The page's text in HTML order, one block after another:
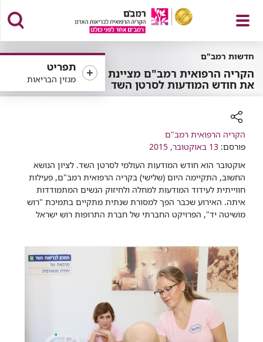
פתח
תפריט
תפריט
מגזין הבריאות
חדשות רמב"ם
הקריה הרפואית רמב"ם מציינת
את ​חודש המודעות לסרטן השד
רכיב
שיתוף
הקריה הרפואית רמב"ם
פורסם: 13 באוקטובר, 2015
אוקטובר הוא חודש המודעות העולמי לסרטן השד. לציון הנושא
החשוב, התקיימה היום (שלישי) בקריה הרפואית רמב"ם, פעילות
חווייתית לעידוד המודעות למחלה ולחיזוק הנשים המתמודדות
איתה. האירוע שכבר הפך למסורת שנתית מתקיים בתמיכת "רוש
מושיטה יד", הפרויקט החברתי של חברת התרופות רוש ישראל